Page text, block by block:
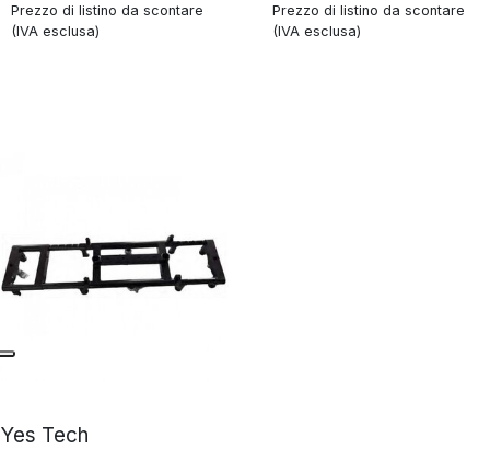
Prezzo di listino da scontare
(IVA esclusa)
Prezzo di listino da scontare
(IVA esclusa)
Yes Tech